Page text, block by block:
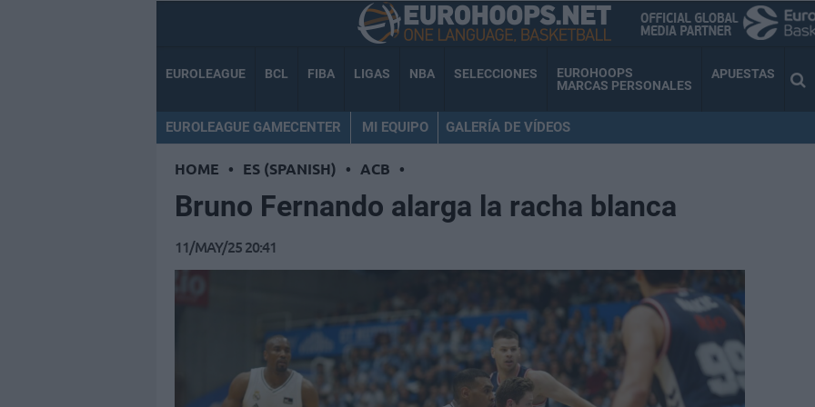
EUROLEAGUE BCL FIBA LIGAS NBA SELECCIONES
EUROHOOPS
MARCAS PERSONALES
APUESTAS
EUROLEAGUE GAMECENTER MI EQUIPO GALERÍA DE VÍDEOS
HOME • ES (SPANISH) • ACB •
Bruno Fernando alarga la racha blanca
11/MAY/25 20:41